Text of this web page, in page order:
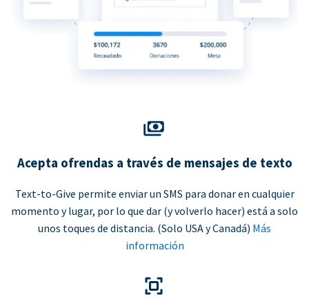
Acepta ofrendas a través de mensajes de texto
Text-to-Give permite enviar un SMS para donar en cualquier
momento y lugar, por lo que dar (y volverlo hacer) está a solo
unos toques de distancia. (Solo USA y Canadá) Más
información